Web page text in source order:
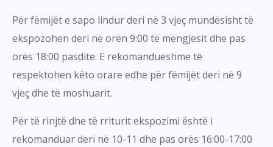
Për fëmijët e sapo lindur deri në 3 vjeç mundësisht të
ekspozohen deri në orën 9:00 të mëngjesit dhe pas
orës 18:00 pasdite. E rekomandueshme të
respektohen këto orare edhe për fëmijët deri në 9
vjeç dhe të moshuarit.
Për të rinjtë dhe të rriturit ekspozimi është i
rekomanduar deri në 10-11 dhe pas orës 16:00-17:00